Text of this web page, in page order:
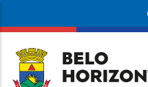
conteúdo
principal
da
Prefeitura